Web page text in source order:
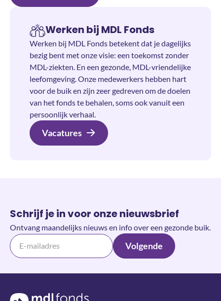
Werken bij MDL Fonds
Werken bij MDL Fonds betekent dat je dagelijks
bezig bent met onze visie: een toekomst zonder
MDL-ziekten. En een gezonde, MDL-vriendelijke
leefomgeving. Onze medewerkers hebben hart
voor de buik en zijn zeer gedreven om de doelen
van het fonds te behalen, soms ook vanuit een
persoonlijk verhaal.
Vacatures
Schrijf je in voor onze nieuwsbrief
Ontvang maandelijks nieuws en info over een gezonde buik.
Volgende
Terug naar de homepage